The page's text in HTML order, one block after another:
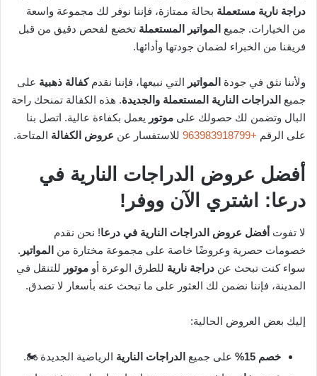
دراجة نارية مستعملة بحالة ممتازة، فإننا نوفر لك مجموعة واسعة
من الخيارات. جميع المواتير المستعملة تخضع لفحص دقيق من قبل
فريقنا من الخبراء لضمان جودتها وأدائها.
ولأننا نثق في جودة المواتير التي نبيعها، فإننا نقدمكفالة ذهبية على
جميع الدراجات النارية المستعملة والجديدة. هذه الكفالة تمنحك راحة
البال وتضمن لك حصولك على موتور يعمل بكفاءة عالية. اتصل بنا
على الرقم +963983918799 للاستفسار عن عروض الكفالة المتاحة.
أفضل عروض الدراجات النارية في
درعا: اشتري الآن ووفر!
لا تفوت أفضل عروض الدراجات النارية في درعا! نحن نقدم
خصومات حصرية وعروضًا خاصة على مجموعة مختارة من المواتير .
سواء كنت تبحث عن دراجة نارية للطرق الوعرة أو موتور للتنقل في
المدينة، فإننا نضمن لك العثور على ما تبحث عنه بأسعار لا تصدق.
إليك بعض العروض الحالية:
خصم 15% على جميع الدراجات النارية الرياضية الجديدة 🏍️.